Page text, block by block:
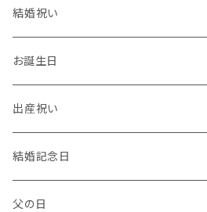
温度計・湿度計
花瓶 / フラワーベース
携帯・スマホアクセサリー
小物
お皿
カトラリー
トレー
キッチンタオル
ブローチ
イヤーカフ
バングル
結婚祝い
お誕生日
出産祝い
結婚記念日
父の日